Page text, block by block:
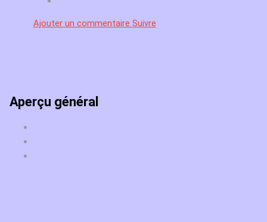
Ajouter un commentaire Suivre
Aperçu général